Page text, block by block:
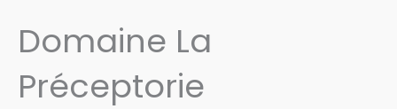
Domaine La
Préceptorie